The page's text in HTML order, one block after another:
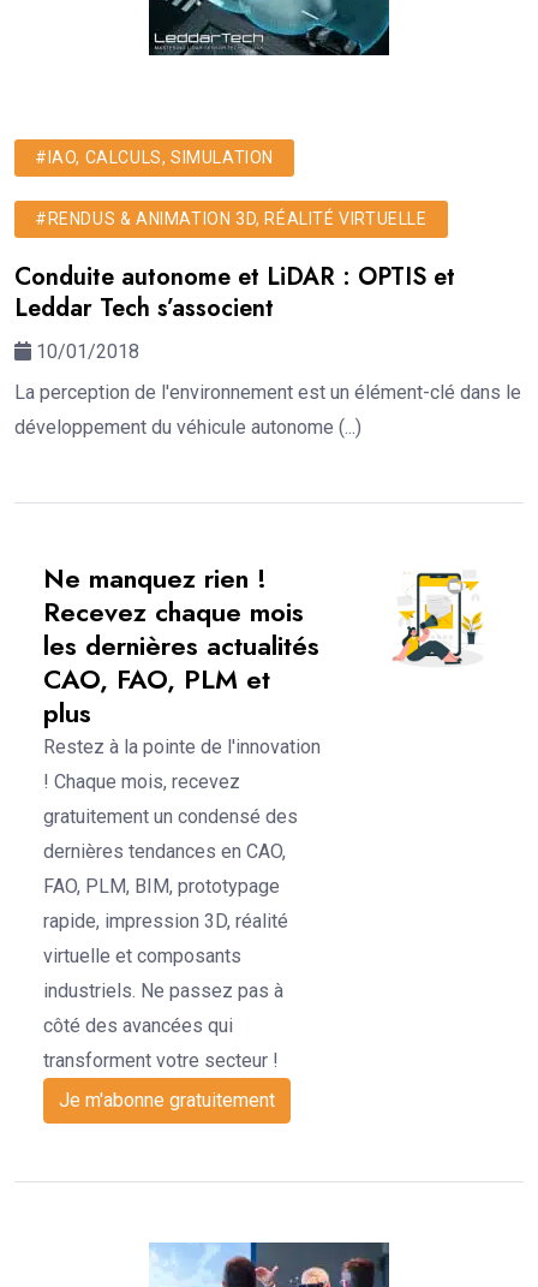
#IAO, CALCULS, SIMULATION
#RENDUS & ANIMATION 3D, RÉALITÉ VIRTUELLE
Conduite autonome et LiDAR : OPTIS et
Leddar Tech s’associent
10/01/2018
La perception de l'environnement est un élément-clé dans le
développement du véhicule autonome (...)
Ne manquez rien !
Recevez chaque mois
les dernières actualités
CAO, FAO, PLM et
plus
Restez à la pointe de l'innovation
! Chaque mois, recevez
gratuitement un condensé des
dernières tendances en CAO,
FAO, PLM, BIM, prototypage
rapide, impression 3D, réalité
virtuelle et composants
industriels. Ne passez pas à
côté des avancées qui
transforment votre secteur !
Je m'abonne gratuitement